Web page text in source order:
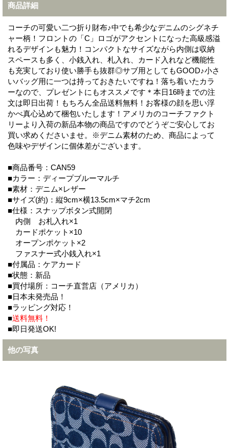
商品詳細
コーチの可愛い二つ折り財布♪中でも希少なデニムのシグネチ
ャー柄！フロントの「C」ロゴがアクセントになった高級感溢
れるデザインも魅力！コンパクトなサイズながら内側は収納
スペースも多く、小銭入れ、札入れ、カード入れなど機能性
も充実しており使い勝手も抜群◎サブ用としてもGOOD♪小さ
いバッグ用に一つは持っておきたいですね！落ち着いたカラ
ーなので、プレゼントにもオススメです＊本日16時までの注
文は即日出荷！もちろん全品送料無料！お客様の顔を思い浮
かべ真心込めて梱包いたします！アメリカのコーチファクト
リーより入荷の新品本物の商品ですのでどうぞご安心してお
買い求めくださいませ。※デニム素材のため、商品によって
色味やデザインに個体差がございます。
■商品番号：CAN59
■カラー：ディープブルーマルチ
■素材：デニム×レザー
■サイズ(約)：縦9cm×横13.5cm×マチ2cm
■仕様：スナップボタン式開閉
内側 お札入れ×1
カードポケット×10
オープンポケット×2
ファスナー式小銭入れ×1
■付属品：ケアカード
■状態：新品
■買付場所：コーチ直営店（アメリカ）
■日本未発売品！
■ラッピング対応！
■送料無料！
■即日発送OK!
他の写真